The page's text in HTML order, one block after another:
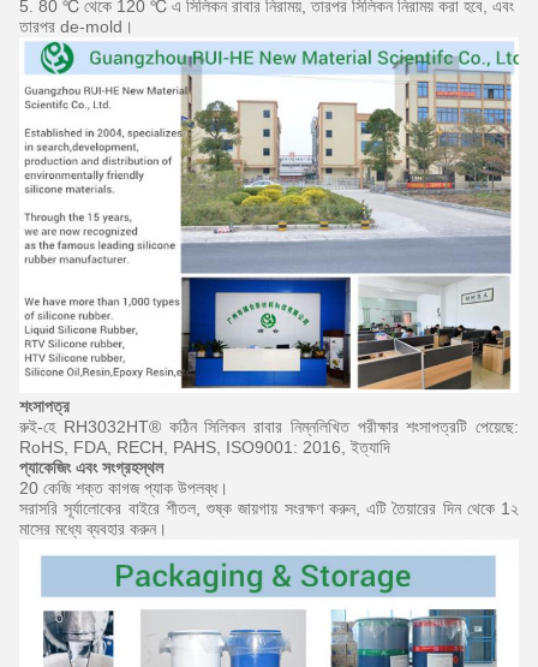
5. 80 ℃ থেকে 120 ℃ এ সিলিকন রাবার নিরাময়, তারপর সিলিকন নিরাময় করা হবে, এবং
তারপর de-mold।
শংসাপত্র
রুই-হে RH3032HT® কঠিন সিলিকন রাবার নিম্নলিখিত পরীক্ষার শংসাপত্রটি পেয়েছে:
RoHS, FDA, RECH, PAHS, ISO9001: 2016, ইত্যাদি
প্যাকেজিং এবং সংগ্রহস্থল
20 কেজি শক্ত কাগজ প্যাক উপলব্ধ।
সরাসরি সূর্যালোকের বাইরে শীতল, শুষ্ক জায়গায় সংরক্ষণ করুন, এটি তৈয়ারের দিন থেকে 1২
মাসের মধ্যে ব্যবহার করুন।